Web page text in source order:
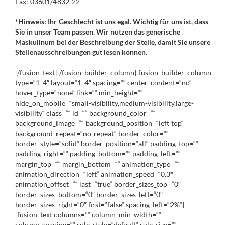
*Hinweis: Ihr Geschlecht ist uns egal. Wichtig für uns ist, dass
Sie in unser Team passen. Wir nutzen das generische
Maskulinum bei der Beschreibung der Stelle, damit Sie unsere
Stellenausschreibungen gut lesen können.
[/fusion_text][/fusion_builder_column][fusion_builder_column
type=“1_4″ layout=“1_4″ spacing=““ center_content=“no“
hover_type=“none“ link=““ min_height=““
hide_on_mobile=“small-visibility,medium-visibility,large-
visibility“ class=““ id=““ background_color=““
background_image=““ background_position=“left top“
background_repeat=“no-repeat“ border_color=““
border_style=“solid“ border_position=“all“ padding_top=““
padding_right=““ padding_bottom=““ padding_left=““
margin_top=““ margin_bottom=““ animation_type=““
animation_direction=“left“ animation_speed=“0.3″
animation_offset=““ last=“true“ border_sizes_top=“0″
border_sizes_bottom=“0″ border_sizes_left=“0″
border_sizes_right=“0″ first=“false“ spacing_left=“2%“]
[fusion_text columns=““ column_min_width=““